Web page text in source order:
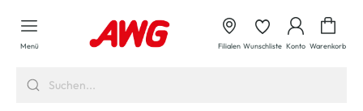
springen
Menü Filialen Wunschliste Konto Warenkorb